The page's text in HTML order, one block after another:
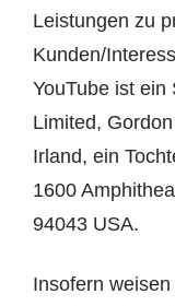
Leistungen zu
Kunden/
YouTube ist ein
Limited,
Irland, ein
1600
94043 USA.
Insofern